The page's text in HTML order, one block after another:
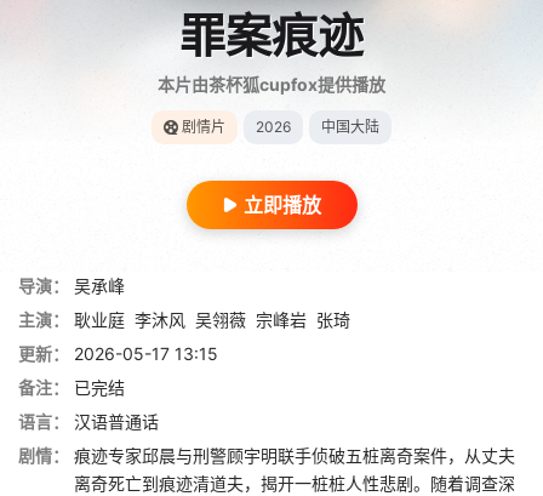
罪案痕迹
本片由茶杯狐cupfox提供播放
剧情片 2026 中国大陆
立即播放
导演：
吴承峰
主演：
耿业庭 李沐风 吴翎薇 宗峰岩 张琦
更新：
2026-05-17 13:15
备注：
已完结
语言：
汉语普通话
剧情：
痕迹专家邱晨与刑警顾宇明联手侦破五桩离奇案件，从丈夫
离奇死亡到痕迹清道夫，揭开一桩桩人性悲剧。随着调查深